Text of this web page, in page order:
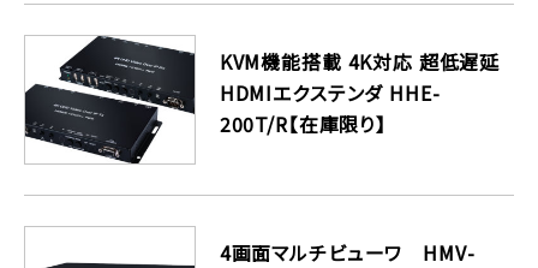
KVM機能搭載 4K対応 超低遅延
HDMIエクステンダ HHE-
200T/R【在庫限り】
4画面マルチビューワ HMV-